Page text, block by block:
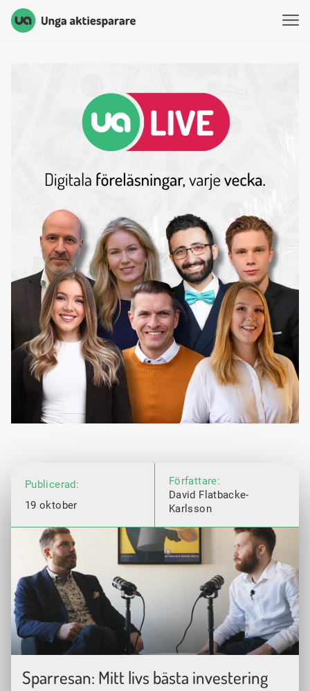
Unga Aktiesparare
Publicerad:
19 oktober
Författare:
David Flatbacke-
Karlsson
Sparresan: Mitt livs bästa investering